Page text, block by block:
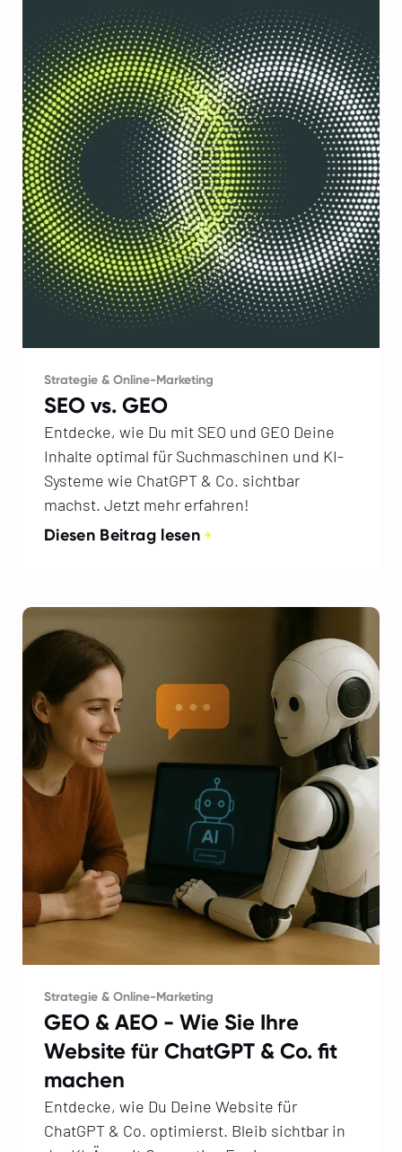
Strategie & Online-Marketing
GEO & AEO - Wie Sie Ihre
Website für ChatGPT & Co. fit
machen
Entdecke, wie Du Deine Website für
ChatGPT & Co. optimierst. Bleib sichtbar in
Strategie & Online-Marketing
SEO vs. GEO
Entdecke, wie Du mit SEO und GEO Deine
Inhalte optimal für Suchmaschinen und KI-
Systeme wie ChatGPT & Co. sichtbar
machst. Jetzt mehr erfahren!
Diesen Beitrag lesen